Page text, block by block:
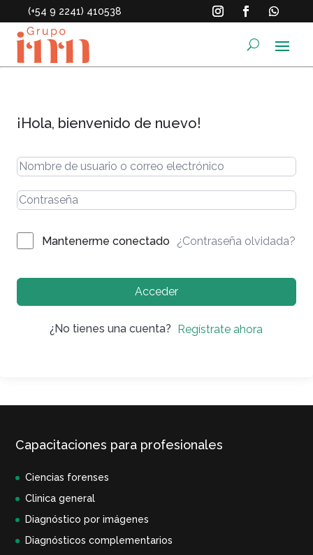
(+54 9 2241) 410538
¡Hola, bienvenido de nuevo!
Mantenerme conectado ¿Contraseña olvidada?
Acceder
¿No tienes una cuenta? Regístrate ahora
Capacitaciones para profesionales
Ciencias forenses
Clinica general
Diagnóstico por imágenes
Diagnósticos complementarios